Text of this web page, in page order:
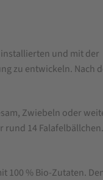
und mit der
zu entwickeln. Nach
Zwiebeln oder
rund 14
% Bio-Zutaten.